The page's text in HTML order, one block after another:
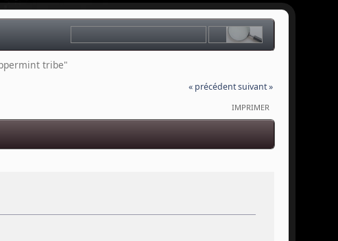
tribe"
« précédentsuivant »
IMPRIMER